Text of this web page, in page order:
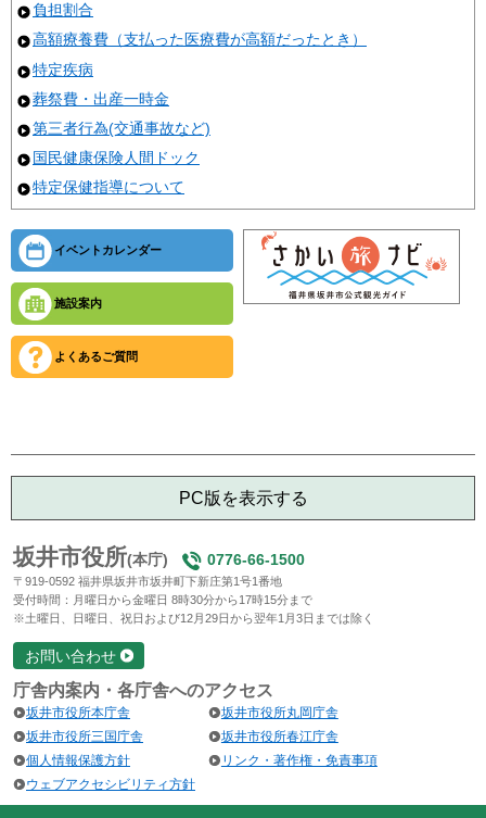
負担割合
高額療養費（支払った医療費が高額だったとき）
特定疾病
葬祭費・出産一時金
第三者行為(交通事故など)
国民健康保険人間ドック
特定保健指導について
イベントカレンダー
施設案内
よくあるご質問
PC版を表示する
坂井市役所(本庁) 0776-66-1500
〒919-0592 福井県坂井市坂井町下新庄第1号1番地
受付時間：月曜日から金曜日 8時30分から17時15分まで
※土曜日、日曜日、祝日および12月29日から翌年1月3日までは除く
お問い合わせ
庁舎内案内・各庁舎へのアクセス
坂井市役所本庁舎
坂井市役所丸岡庁舎
坂井市役所三国庁舎
坂井市役所春江庁舎
個人情報保護方針
リンク・著作権・免責事項
ウェブアクセシビリティ方針